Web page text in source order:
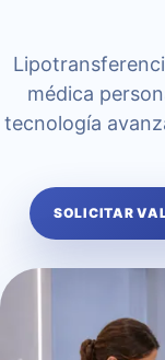
médica
tecnología
SOLICITAR